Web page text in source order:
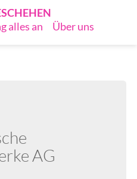
alles an Über uns
AG